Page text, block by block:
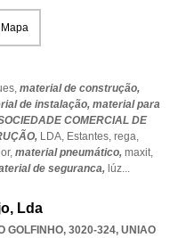
material de construção,
de instalação, material para
COMERCIAL DE
LDA, Estantes, rega,
material pneumático, maxit,
de seguranca, lúz...
Lda
GOLFINHO, 3020-324, UNIAO